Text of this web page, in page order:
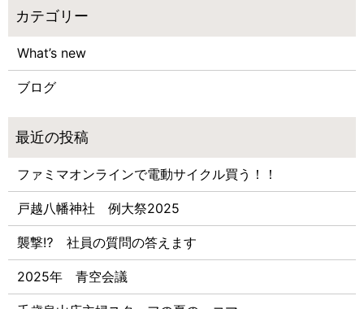
What’s new
ブログ
ファミマオンラインで電動サイクル買う！！
戸越八幡神社 例大祭2025
襲撃⁉ 社員の質問の答えます
2025年 青空会議